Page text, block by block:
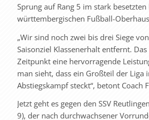
Sprung auf Rang 5 im stark besetzten
württembergischen Fußball-
„Wir sind noch zwei bis drei Siege
Saisonziel Klassenerhalt entfernt.
Zeitpunkt eine hervorragende
man sieht, dass ein Großteil der Liga
Abstiegskampf steckt“, betont Coach
Jetzt geht es gegen den SSV
9), der nach durchwachsener